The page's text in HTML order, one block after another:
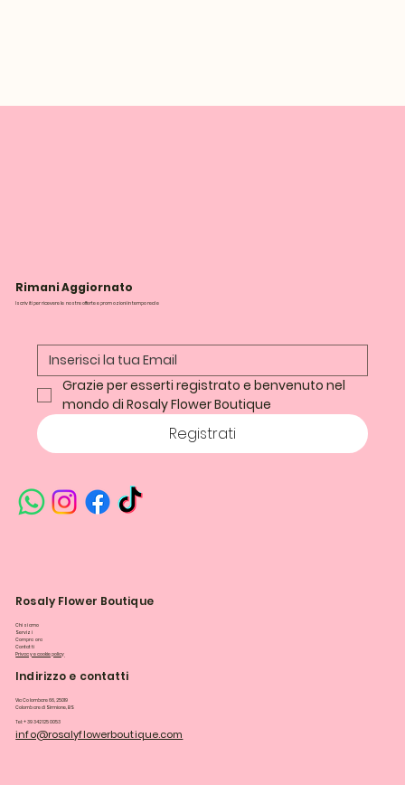
Rimani Aggiornato
Iscriviti per ricevere le nostre offerte e promozioni in tempo reale
Grazie per esserti registrato e benvenuto nel
mondo di Rosaly Flower Boutique
Registrati
Rosaly Flower Boutique
Chi siamo
Servizi
Compra ora
Contatti
Privacy e cookie policy
Indirizzo e contatti
Via Colombare 66, 25019
Colombare di Sirmione, BS
Tel: +39 342 125 0053
info@rosalyflowerboutique.com